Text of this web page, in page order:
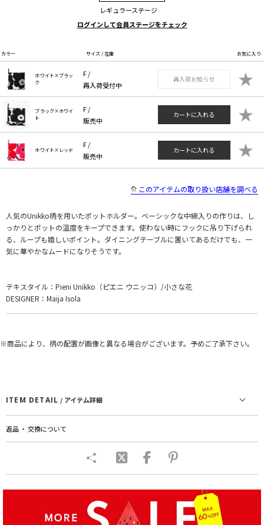
レギュラーステージ
ログインして会員ステージをチェック
カラー サイズ / 在庫 お気に入り
ホワイト×ブラッ
ク
F /
再入荷受付中
再入荷お知らせ ★
ブラック×ホワイ
ト
F /
販売中
カートに入れる ★
ホワイト×レッド
F /
販売中
カートに入れる ★
このアイテムの取り扱い店舗を調べる
人気のUnikko柄を用いたポットホルダー。ベーシックな中綿入りの作りは、し
っかりとポットの温度をキープできます。使わない時にフックに吊り下げられ
る、ループも嬉しいポイント。ダイニングテーブルに置いてあるだけでも、一
気に華やかなムードになりそうです。
テキスタイル：Pieni Unikko（ピエニ ウニッコ）/小さな花
DESIGNER：Maija Isola
※商品により、柄の配置が画像と異なる場合がございます。予めご了承下さい。
ITEM DETAIL / アイテム詳細
返品 ・ 交換について